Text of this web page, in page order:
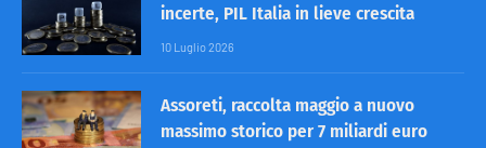
incerte, PIL Italia in lieve crescita
10 Luglio 2026
Assoreti, raccolta maggio a nuovo
massimo storico per 7 miliardi euro